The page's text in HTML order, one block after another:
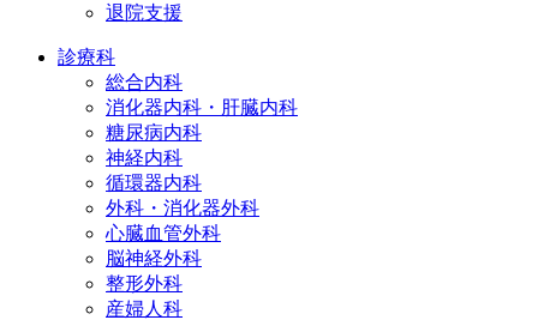
退院支援
診療科
総合内科
消化器内科・肝臓内科
糖尿病内科
神経内科
循環器内科
外科・消化器外科
心臓血管外科
脳神経外科
整形外科
産婦人科